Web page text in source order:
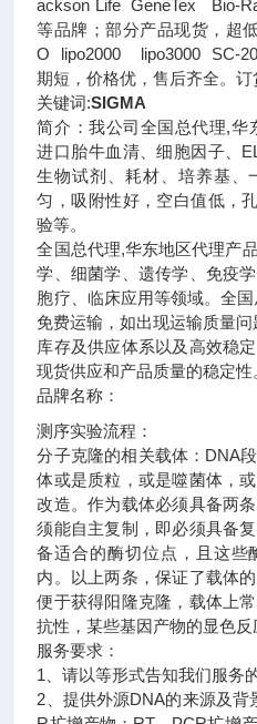
ackson Life GeneTex Bio-
等品牌；部分产品现货，超
O lipo2000 lipo3000 SC-
期短，价格优，售后齐全。订
关键词:SIGMA
简介：我公司全国总代理,华
进口胎牛血清、细胞因子、
生物试剂、耗材、培养基、
匀，吸附性好，空白值低，
验等。
全国总代理,华东地区代理产
学、细菌学、遗传学、免疫
胞疗、临床应用等领域。全
免费运输，如出现运输质量问
库存及供应体系以及高效稳
现货供应和产品质量的稳定性
品牌名称：
测序实验流程：
分子克隆的相关载体：DNA
体或是质粒，或是噬菌体，
改造。作为载体必须具备两
须能自主复制，即必须具备
备适合的酶切位点，且这些
内。以上两条，保证了载体
便于获得阳隆克隆，载体上
抗性，某些基因产物的显色反
服务要求：
1、请以等形式告知我们服务
2、提供外源DNA的来源及